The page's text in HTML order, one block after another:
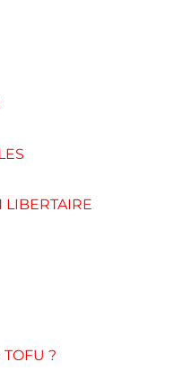
LIBERTAIRE
?